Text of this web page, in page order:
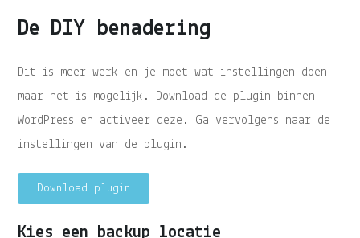
De DIY benadering
Dit is meer werk en je moet wat instellingen doen
maar het is mogelijk. Download de plugin binnen
WordPress en activeer deze. Ga vervolgens naar de
instellingen van de plugin.
Download plugin
Kies een backup locatie